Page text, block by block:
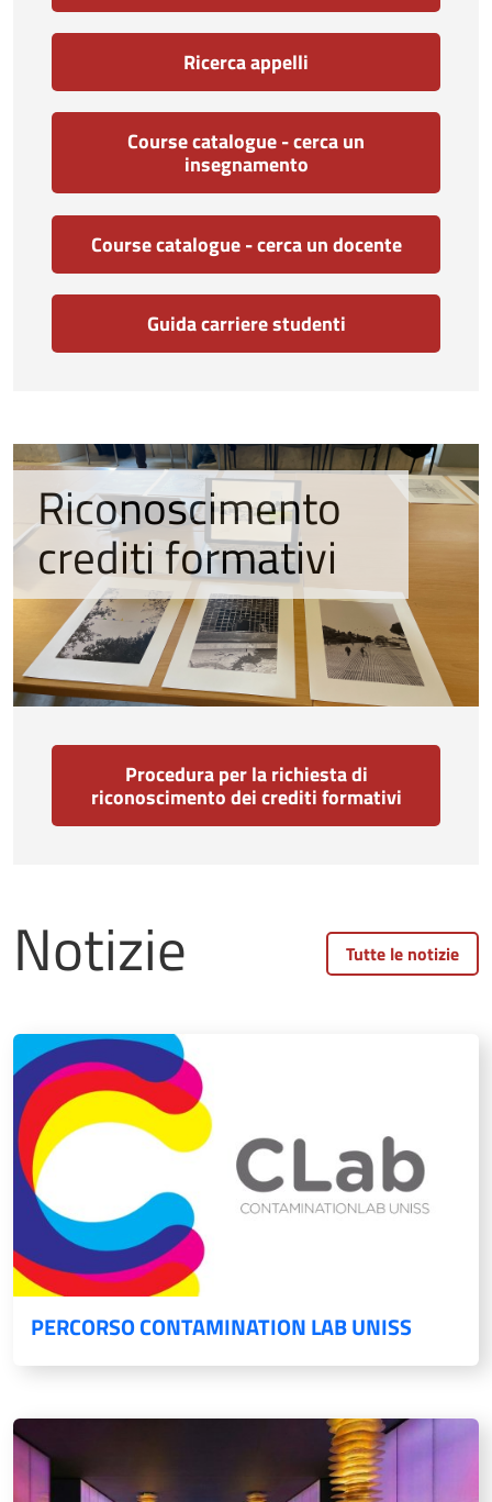
Ricerca appelli
Course catalogue - cerca un
insegnamento
Course catalogue - cerca un docente
Guida carriere studenti
Riconoscimento
crediti formativi
Procedura per la richiesta di
riconoscimento dei crediti formativi
Notizie
PERCORSO CONTAMINATION LAB UNISS
Tutte le notizie